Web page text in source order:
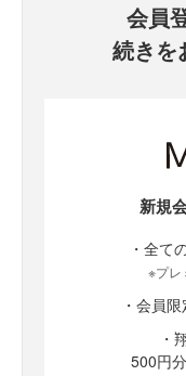
会員
続きを
新規
・全て
※プレ
・会員
・
500円